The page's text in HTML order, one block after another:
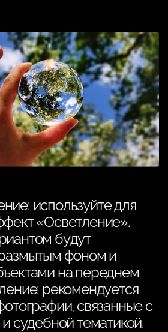
используйте для
«Осветление».
будут
фоном и
на переднем
рекомендуется
связанные с
судебной тематикой.